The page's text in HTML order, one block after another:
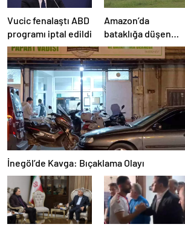
Vucic fenalaştı ABD
programı iptal edildi
Amazon’da
bataklığa düşen
uçağın yolcuları, 36
saat kurtarılmayı
bekledi
İnegöl’de Kavga: Bıçaklama Olayı